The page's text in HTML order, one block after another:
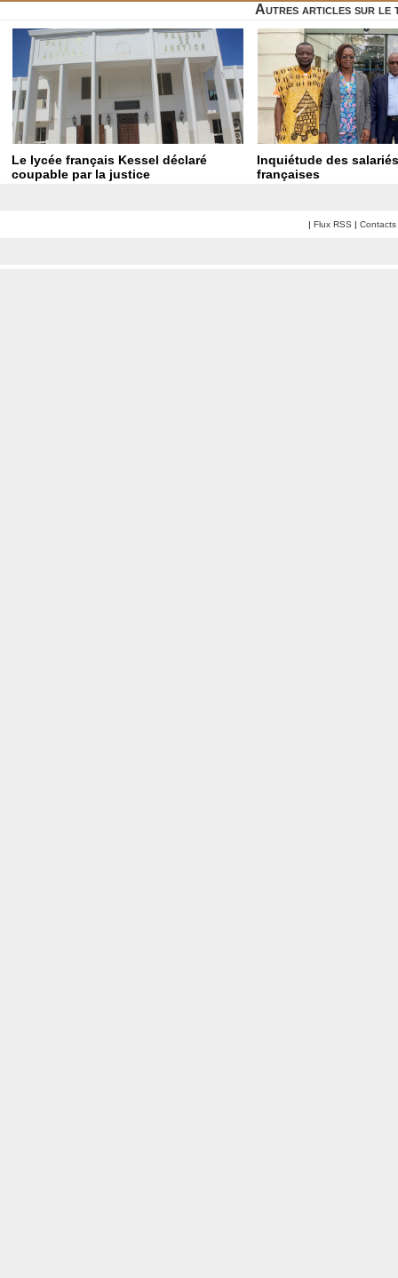
Autres articles sur le
Le lycée français Kessel déclaré
coupable par la justice
Inquiétude des
françaises
| Flux RSS | Contacts